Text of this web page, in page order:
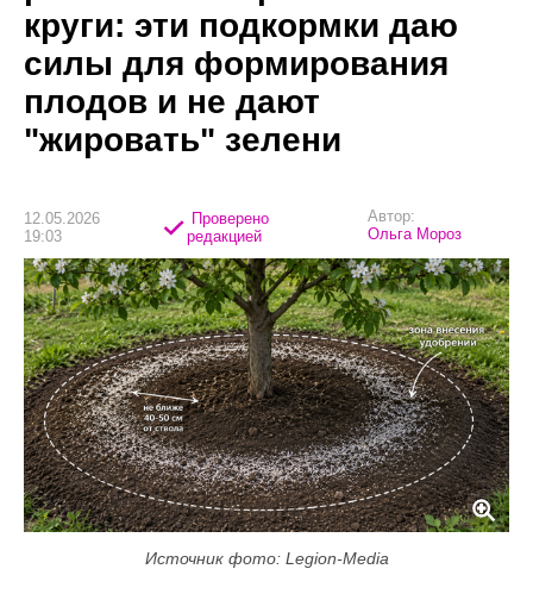
круги: эти подкормки даю
силы для формирования
плодов и не дают
"жировать" зелени
12.05.2026
19:03
Проверено
редакцией
Автор:
Ольга Мороз
Источник фото: Legion-Media